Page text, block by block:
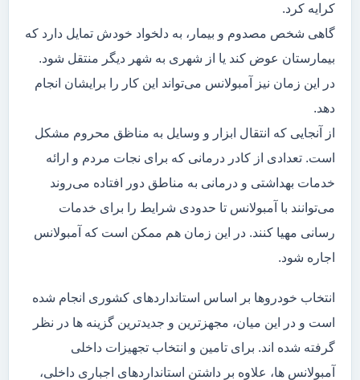
کرایه کرد.
گاهی شخص مصدوم و بیمار، به دلخواد خودش تمایل دارد که
بیمارستان عوض کند یا از شهری به شهر دیگر منتقل شود.
در این زمان نیز آمبولانس می‌تواند این کار را برایشان انجام
دهد.
از آنجایی که انتقال ابزار و وسایل به مناظق محروم مشکل
است. تعدادی از کادر درمانی که برای نجات مردم و ارائه
خدمات بهداشتی و درمانی به مناطق دور افتاده می‌روند
می‌توانند با آمبولانس تا حدودی شرایط را برای خدمات
رسانی مهیا کنند. در این زمان هم ممکن است که آمبولانس
اجاره شود.
انتخاب خودروها بر اساس استانداردهای کشوری انجام شده
است و در این میان، مجهزترین و جدیدترین گزینه ها در نظر
گرفته شده اند. برای تامین و انتخاب تجهیزات داخلی
آمبولانس ها، علاوه بر داشتن استانداردهای اجباری داخلی،